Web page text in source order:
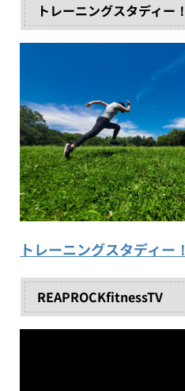
トレーニングスタディー！
トレーニングスタディー！
REAPROCKfitnessTV